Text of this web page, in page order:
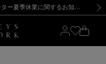
新規登録のお客様も対象！＜MY BARNEYS＞会員のお客様は11,000円（税込）以上のお買上げで常時送料無料！お買い物の際は会員登録を！
のお知らせ】(2026.8.7) 【オンラインストア カスタマーセンター夏季休業に関するお知らせ】（2026.8.7）
【夏季休業に伴う返品・交換承り一時停止のお知らせ】（2026.8.5）
るお荷物のお届けについて
ご案内・ご注意事項 新規登録のお客様も対象！＜MY BARNEYS＞会員のお客様は11,000円（税込）以上のお買上げで常時送料無料！お買い物の際は会員登録を！
のお知らせ】(2026.8.7)